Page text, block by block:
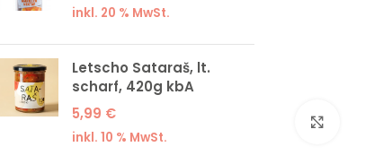
inkl. 20 % MwSt.
Letscho Sataraš, lt.
scharf, 420g kbA
5,99 €
inkl. 10 % MwSt.